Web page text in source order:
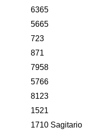
6365
5665
723
871
7958
5766
8123
1521
1710 Sagitario